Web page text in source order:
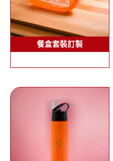
餐盒套裝訂製